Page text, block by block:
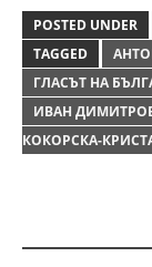
POSTED UNDER
TAGGED
ГЛАСЪТ НА
ИВАН ДИМИТРОВ
КОКОРСКА-